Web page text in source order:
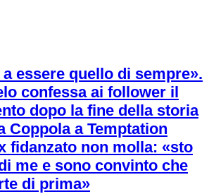
essere quello di sempre».
confessa ai follower il
dopo la fine della storia
Coppola a Temptation
fidanzato non molla: «sto
me e sono convinto che
di prima»